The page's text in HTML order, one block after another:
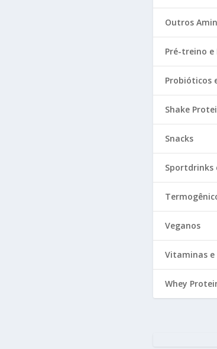
Outros
Pré-treino e
Probióticos
Shake
Snacks
Sportdrinks
Veganos
Vitaminas e
Whey